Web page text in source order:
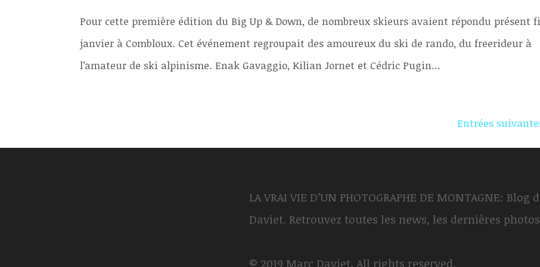
Pour cette première édition du Big Up & Down, de nombreux skieurs avaient répondu présent
janvier à Combloux. Cet événement regroupait des amoureux du ski de rando, du freerideur à
l’amateur de ski alpinisme. Enak Gavaggio, Kilian Jornet et Cédric Pugin...
Entrées
LA VRAI VIE D’UN PHOTOGRAPHE DE MONTAGNE:
Daviet. Retrouvez toutes les news, les dernières
© 2019 Marc Daviet. All rights reserved.